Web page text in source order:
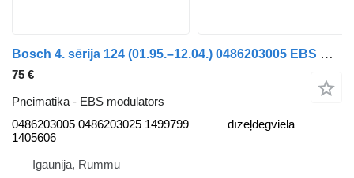
Bosch 4. sērija 124 (01.95.–12.04.) 0486203005 EBS modulators paredzēts Scania 4-series (1995-2006) kravas automašīnas
75 €
Pneimatika - EBS modulators
0486203005 0486203025 1499799
1405606
dīzeļdegviela
Igaunija, Rummu